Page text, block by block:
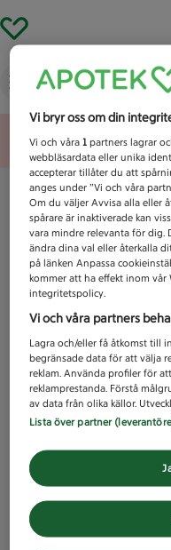
Vad letar du
Vi bryr oss om din
Vi och våra1 partners lagrar
webbläsardata eller unika
accepterar tillåter du att
anges under ”Vi och våra
Om du väljer Avvisa alla eller
spårare är inaktiverade kan
vara mindre relevanta för dig.
ändra dina val eller återkalla
på länken Anpassa
kommer att ha effekt inom
integritetspolicy.
Vi och våra partners
Lagra och/eller få åtkomst till
begränsade data för att välja
reklam. Använda profiler för
reklamprestanda. Förstå
av data från olika källor.
Lista över partner